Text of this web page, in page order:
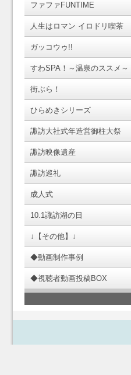
ファファFUNTIME
人生はロマン イロドリ喫茶
ガッコウゥ!!
すわSPA！～温泉のススメ～
街ぶら！
ひらめきシリーズ
諏訪大社式年造営御柱大祭
諏訪映像遺産
諏訪巡礼
成人式
10.1諏訪湖の日
↓【その他】↓
◆動画制作事例
◆視聴者動画投稿BOX